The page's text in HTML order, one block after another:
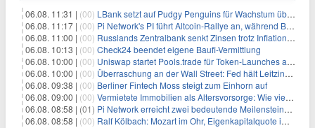
06.08. 11:31 | (00) LBank setzt auf Pudgy Penguins für Wachstum über den Handel hinaus
06.08. 11:17 | (00) Pi Network's PI führt Altcoin-Rallye an, während Bitcoin $65.000 anpeilt
06.08. 11:00 | (00) Russlands Zentralbank senkt Zinsen trotz Inflations-Schock – ein riskantes Spiel
06.08. 10:13 | (00) Check24 beendet eigene Baufi-Vermittlung
06.08. 10:00 | (00) Uniswap startet Pools.trade für Token-Launches auf Robinhood Chain
06.08. 10:00 | (00) Überraschung an der Wall Street: Fed hält Leitzins fest – aber Warsh sendet klares Signal
06.08. 09:38 | (00) Berliner Fintech Moss steigt zum Einhorn auf
06.08. 09:00 | (00) Vermietete Immobilien als Altersvorsorge: Wie viel Rendite Vermieter wirklich verdienen
06.08. 08:58 | (01) Pi Network erreicht zwei bedeutende Meilensteine in einer Rallye
06.08. 08:58 | (00) Ralf Kölbach: Mozart im Ohr, Eigenkapitalquote im Blick - wie dieser Denker die Westerwald Bank führt